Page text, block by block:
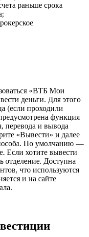
раньше срока
«ВТБ Мои
деньги. Для этого
(если проходили
функция
перевода и вывода
«Вывести» и далее
По умолчанию —
Если хотите вывести
отделение. Доступна
что используются
и на сайте